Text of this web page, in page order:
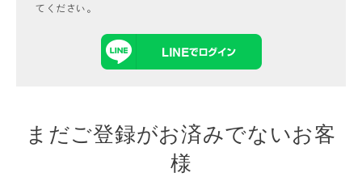
てください。
まだご登録がお済みでないお客
様